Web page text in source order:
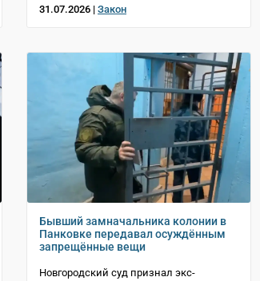
31.07.2026 | Закон
Бывший замначальника колонии в
Панковке передавал осуждённым
запрещённые вещи
Новгородский суд признал экс-